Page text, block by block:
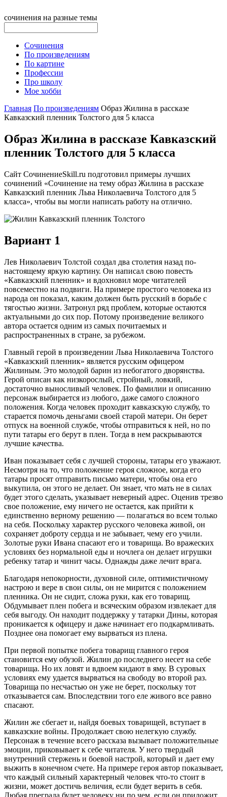
сочинения на разные темы
Сочинения
По произведениям
По картине
Профессии
Про школу
Мое хобби
Главная По произведениям Образ Жилина в рассказе
Кавказский пленник Толстого для 5 класса
Образ Жилина в рассказе Кавказский
пленник Толстого для 5 класса
Сайт CочинениеSkill.ru подготовил примеры лучших
сочинений «Сочинение на тему образ Жилина в рассказе
Кавказский пленник Льва Николаевича Толстого для 5
класса», чтобы вы могли написать работу на отлично.
Вариант 1
Лев Николаевич Толстой создал два столетия назад по-
настоящему яркую картину. Он написал свою повесть
«Кавказский пленник» и вдохновил море читателей
повсеместно на подвиги. На примере простого человека из
народа он показал, каким должен быть русский в борьбе с
тягостью жизни. Затронул ряд проблем, которые остаются
актуальными до сих пор. Потому произведение великого
автора остается одним из самых почитаемых и
распространенных в стране, за рубежом.
Главный герой в произведении Льва Николаевича Толстого
«Кавказский пленник» является русским офицером
Жилиным. Это молодой барин из небогатого дворянства.
Герой описан как низкорослый, стройный, ловкий,
достаточно выносливый человек. По фамилии и описанию
персонаж выбирается из любого, даже самого сложного
положения. Когда человек проходит кавказскую службу, то
старается помочь деньгами своей старой матери. Он берет
отпуск на военной службе, чтобы отправиться к ней, но по
пути татары его берут в плен. Тогда в нем раскрываются
лучшие качества.
Иван показывает себя с лучшей стороны, татары его уважают.
Несмотря на то, что положение героя сложное, когда его
татары просят отправить письмо матери, чтобы она его
выкупила, он этого не делает. Он знает, что мать не в силах
будет этого сделать, указывает неверный адрес. Оценив трезво
свое положение, ему ничего не остается, как прийти к
единственно верному решению — полагаться во всем только
на себя. Поскольку характер русского человека живой, он
сохраняет доброту сердца и не забывает, чему его учили.
Золотые руки Ивана спасают его и товарища. Во вражеских
условиях без нормальной еды и ночлега он делает игрушки
ребенку татар и чинит часы. Однажды даже лечит врага.
Благодаря непокорности, духовной силе, оптимистичному
настрою и вере в свои силы, он не мирится с положением
пленника. Он не сидит, сложа руки, как его товарищ.
Обдумывает плен побега и всяческим образом извлекает для
себя выгоду. Он находит поддержку у татарки Дины, которая
проникается к офицеру и даже начинает его подкармливать.
Позднее она помогает ему вырваться из плена.
При первой попытке побега товарищ главного героя
становится ему обузой. Жилин до последнего несет на себе
товарища. Но их ловят и вдвоем кидают в яму. В суровых
условиях ему удается вырваться на свободу во второй раз.
Товарища по несчастью он уже не берет, поскольку тот
отказывается сам. Впоследствии того еле живого все равно
спасают.
Жилин же сбегает и, найдя боевых товарищей, вступает в
кавказские войны. Продолжает свою нелегкую службу.
Персонаж в течение всего рассказа вызывает положительные
эмоции, приковывает к себе читателя. У него твердый
внутренний стержень и боевой настрой, который и дает ему
выжить в конечном счете. На примере героя автор показывает,
что каждый сильный характерный человек что-то стоит в
жизни, может достичь величия, если будет верить в себя.
Любая преграда будет человеку ни по чем, если он приложит